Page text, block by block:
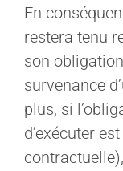
En
restera tenu
son
survenance
plus, si
d’exécuter